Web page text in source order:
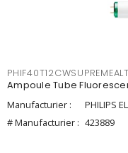
Ampoule Tube
Manufacturier :
PHILIPS
# Manufacturier : 423889